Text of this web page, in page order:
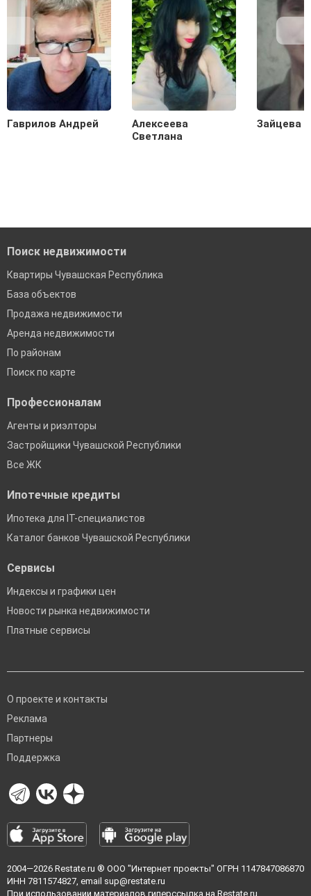
Гаврилов Андрей
Алексеева
Светлана
Зайцева
Поиск недвижимости
Квартиры Чувашская Республика
База объектов
Продажа недвижимости
Аренда недвижимости
По районам
Поиск по карте
Профессионалам
Агенты и риэлторы
Застройщики Чувашской Республики
Все ЖК
Ипотечные кредиты
Ипотека для IT-специалистов
Каталог банков Чувашской Республики
Сервисы
Индексы и графики цен
Новости рынка недвижимости
Платные сервисы
О проекте и контакты
Реклама
Партнеры
Поддержка
2004—2026 Restate.ru ® ООО "Интернет проекты" ОГРН 1147847086870
ИНН 7811574827, email sup@restate.ru
При использовании материалов гиперссылка на Restate.ru